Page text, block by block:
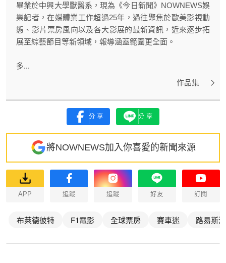
畢業於中興大學獸醫系，現為《今日新聞》NOWNEWS娛
樂記者，在媒體業工作超過25年，過往聚焦於歐美影視動
態、影片票房風向以及各大影展的最新資訊，近來逐步拓
展至綜藝節目等新領域，報導涵蓋範圍更全面。
多...
作品集
分享 分享
將NOWNEWS加入你喜愛的新聞來源
APP 追蹤 追蹤 好友 訂閱
布萊德彼特 F1電影 全球票房 賽車迷 路易斯